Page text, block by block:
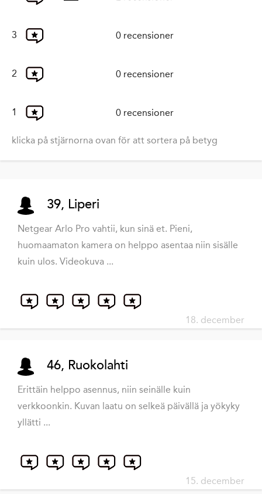
3 0 recensioner
2 0 recensioner
1 0 recensioner
klicka på stjärnorna ovan för att sortera på betyg
39, Liperi
Netgear Arlo Pro vahtii, kun sinä et. Pieni,
huomaamaton kamera on helppo asentaa niin sisälle
kuin ulos. Videokuva ...
18. december
46, Ruokolahti
Erittäin helppo asennus, niin seinälle kuin
verkkoonkin. Kuvan laatu on selkeä päivällä ja yökyky
yllätti ...
15. december